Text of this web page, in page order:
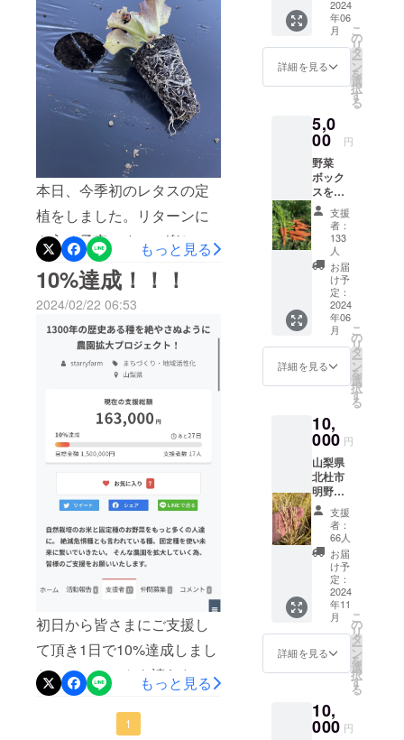
た。皆様も季節の変わり
目、目まぐるしく変わる天
候に体調を崩しがちだと思
いますがお体にご自愛下さ
い。リターンに向けても
着々とお野菜の種まきや作
業を進めております！！！
レタスから始まり、かぶや
葉物野菜、夏野菜の種まき
など！★5月の下旬から発送
になるかと思います。今し
ばらくお待ちください。皆
のがとても楽しみです！今
後ともよろしくおねがいし
ました！私の目指している
ところへの共感や応援がと
てもとても嬉しくて涙が止
まりませんでした。1人では
ない。こんなに行動して頂
ける方がいるという事実に
ただただ感動しておりま
す。皆さまの大事な気持ち
をこれからの糧にし更なる
力にしこれから前進してい
きたいと思います！！本当
にありがとうございまし
た。まだ15日ありますが最
後まで見守っていただけた
ら幸いです。最後までよろ
しくお願いいたします。
本日、今季初のレタスの定
植をしました。リターンに
も入る予定ですので楽しみ
にしててください(^ ^)皆さ
まの暖かいご支援とご協力
のおかげで20%を超えてい
ます。まだまだ目標達成に
はほど遠いですが最後まで
います。引き続きシェアや
拡散のご協力をお願いいた
します！本格的な春になる
まであと少し。寒くなった
身体に気をつけてお過ごし
ください(^^)星空ファーム
もっと見る
10%達成！！！
2024/02/22 06:53
初日から皆さまにご支援し
て頂き1日で10%達成しまし
た！！コメントを読むたび
に本当ーに泣きそうになり
ます...一緒に手を取って頂
もっと見る
1
方には
愛情
たっぷ
りのお
礼の
メッ
セージ
せてい
ただき
ま
す！！
よろし
くお願
いいた
しま
す。
2024
年06
月
詳細を見る
こ
の
リ
タ
ー
ン
を
選
択
す
る
5,0
00 円
野菜
ボック
スをお
届けし
ます♪
山梨県
北杜市
明野産
の新鮮
お野菜
をたっ
ぷり80
サイズ
のダン
ボール
手に入
らない
固定
種、自
然栽培
のお野
菜をご
堪能く
ださ
い。 ダ
ンボー
ル80サ
イズ
おおよ
そ2kg〜
保存方
法:冷蔵
月〜9月
けの場
合は
支援
者：
133
人
お届
け予
定：
2024
年06
月
詳細を見る
こ
の
リ
タ
ー
ン
を
選
択
す
る
10,
000 円
山梨県
北杜市
明野町
産の
たっぷ
り野菜
を80サ
イズの
ダン
ボール
と種か
ら育っ
た愛情
たっぷ
りコシ
ヒカリ
お米2キ
ロをお
届けし
支援
者：
66人
お届
け予
定：
2024
年11
月
詳細を見る
こ
の
リ
タ
ー
ン
を
選
択
す
る
10,
000 円